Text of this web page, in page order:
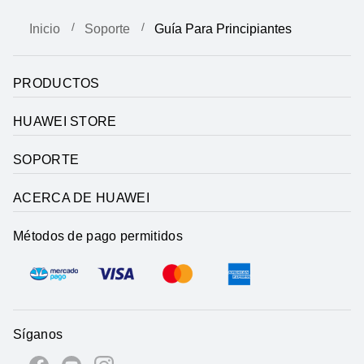
Inicio Soporte Guía Para Principiantes
PRODUCTOS
HUAWEI STORE
SOPORTE
ACERCA DE HUAWEI
Métodos de pago permitidos
Síganos